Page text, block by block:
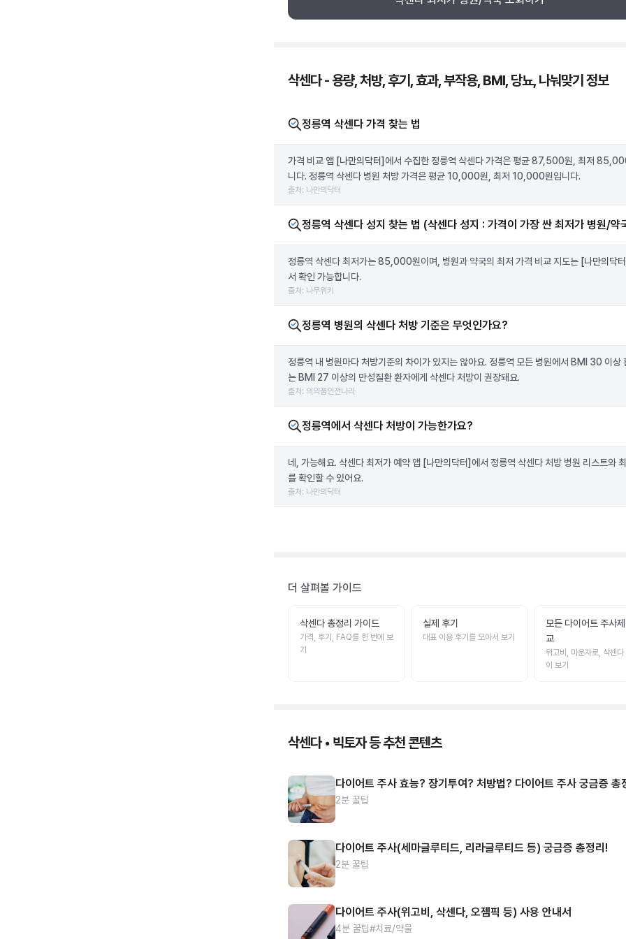
삭센다 - 용량, 처방, 후기, 효과, 부작용, BMI, 당뇨, 나눠맞기 정보
정릉역 삭센다 가격 찾는 법
가격 비교 앱 [나만의닥터] 에서 수집한 정릉역 삭센다 가격은 평균 87,500원, 최저
니다. 정릉역 삭센다 병원 처방 가격은 평균 10,000원, 최저 10,000원입니다.
출처: 나만의닥터
정릉역 삭센다 성지 찾는 법 (삭센다 성지 : 가격이 가장 싼 최저가 병원/약
정릉역 삭센다 최저가는 85,000원이며, 병원과 약국의 최저 가격 비교 지도는 [나만의닥
서 확인 가능합니다.
출처: 나무위키
정릉역 병원의 삭센다 처방 기준은 무엇인가요?
정릉역 내 병원마다 처방기준의 차이가 있지는 않아요. 정릉역 모든 병원에서 BMI 30 이상
는 BMI 27 이상의 만성질환 환자에게 삭센다 처방이 권장돼요.
출처: 의약품안전나라
정릉역에서 삭센다 처방이 가능한가요?
네, 가능해요. 삭센다 최저가 예약 앱 [나만의닥터] 에서 정릉역 삭센다 처방 병원 리스트와
를 확인할 수 있어요.
출처: 나만의닥터
더 살펴볼 가이드
삭센다 총정리 가이드
가격, 후기, FAQ를 한 번에 보
기
실제 후기
대표 이용 후기를 모아서 보기
모든 다이어트 주사제
교
위고비, 마운자로, 삭센다
이 보기
삭센다 • 빅토자 등 추천 콘텐츠
다이어트 주사 효능? 장기투여? 처방법? 다이어트 주사 궁금증 총
2분 꿀팁
다이어트 주사(세마글루티드, 리라글루티드 등) 궁금증 총정리!
2분 꿀팁
다이어트 주사(위고비, 삭센다, 오젬픽 등) 사용 안내서
4분 꿀팁#치료/약물